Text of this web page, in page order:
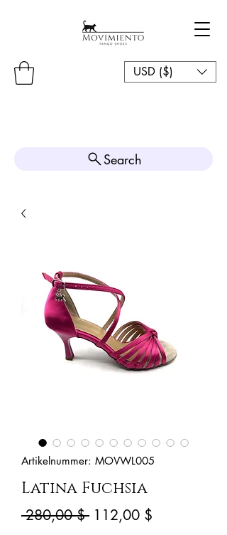
USD ($)
Search
Artikelnummer: MOVWL005
Latina Fuchsia
280,00 $ Standardpreis
112,00 $